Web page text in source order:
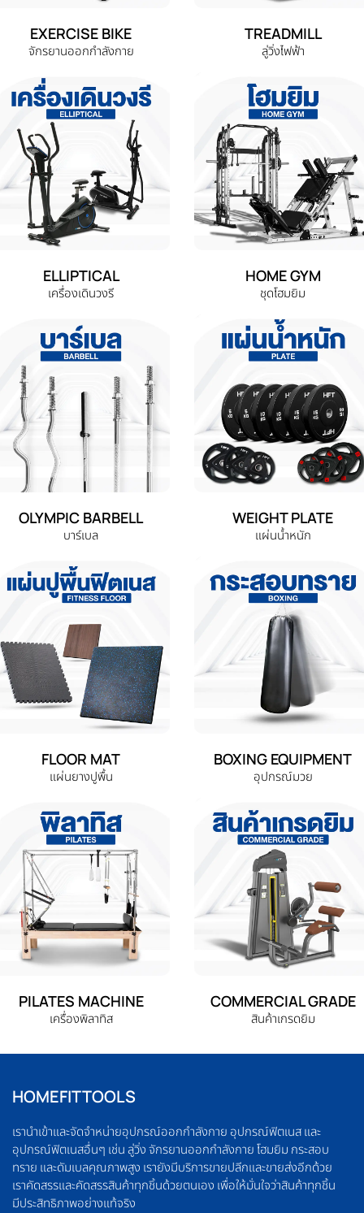
EXERCISE BIKE
จักรยานออกกำลังกาย
TREADMILL
ลู่วิ่งไฟฟ้า
ELLIPTICAL
เครื่องเดินวงรี
HOME GYM
ชุดโฮมยิม
OLYMPIC BARBELL
บาร์เบล
WEIGHT PLATE
แผ่นน้ำหนัก
FLOOR MAT
แผ่นยางปูพื้น
BOXING EQUIPMENT
อุปกรณ์มวย
PILATES MACHINE
เครื่องพิลาทิส
COMMERCIAL GRADE
สินค้าเกรดยิม
HOMEFITTOOLS
เรานำเข้าและจัดจำหน่ายอุปกรณ์ออกกำลังกาย อุปกรณ์ฟิตเนส และ
อุปกรณ์ฟิตเนสอื่นๆ เช่น ลู่วิ่ง จักรยานออกกำลังกาย โฮมยิม กระสอบ
ทราย และดัมเบลคุณภาพสูง เรายังมีบริการขายปลีกและขายส่งอีกด้วย
เราคัดสรรและคัดสรรสินค้าทุกชิ้นด้วยตนเอง เพื่อให้มั่นใจว่าสินค้าทุกชิ้น
มีประสิทธิภาพอย่างแท้จริง